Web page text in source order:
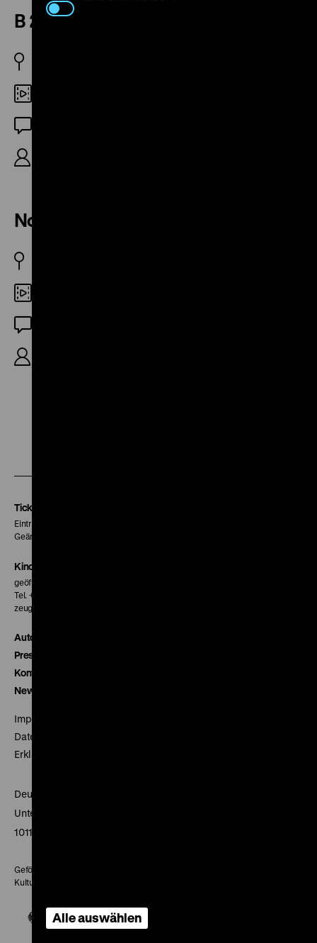
B 224
Nome Road System
Tickets
Eintritt 5 €
Geänderte Preise sind im Programm vermerkt.
Kinokasse
geöffnet 30 Minuten vor Beginn der ersten Vorstellung
Tel. + 49 30 20304-770
zeughauskino@dhm.de
Autor*innen
Presse
Kontakt
Newsletter
Impressum
Datenschutz
Erklärung digitale Barrierefreiheit
Deutsches Historisches Museum
Unter den Linden 2
10117 Berlin
Gefördert mit Mitteln des Beauftragten der Bundesregierung für
Kultur und Medien
Alle auswählen